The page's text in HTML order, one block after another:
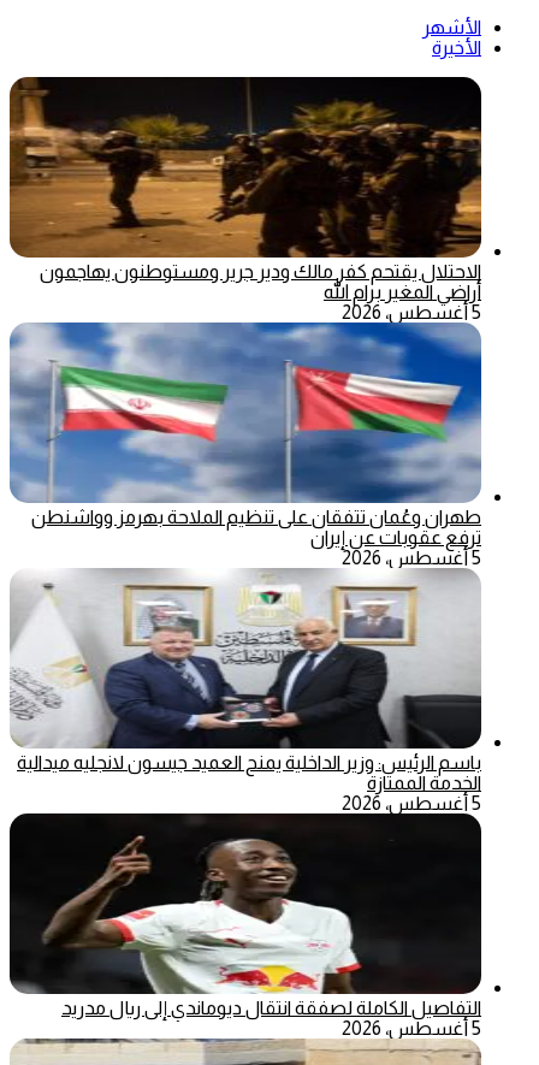
الأشهر
الأخيرة
الاحتلال يقتحم كفر مالك ودير جرير ومستوطنون يهاجمون
أراضي المغير برام الله
5 أغسطس، 2026
طهران وعُمان تتفقان على تنظيم الملاحة بهرمز وواشنطن
ترفع عقوبات عن إيران
5 أغسطس، 2026
باسم الرئيس: وزير الداخلية يمنح العميد جيسون لانجليه ميدالية
الخدمة الممتازة
5 أغسطس، 2026
التفاصيل الكاملة لصفقة انتقال ديوماندي إلى ريال مدريد
5 أغسطس، 2026